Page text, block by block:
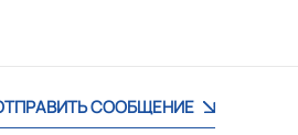
СООБЩЕНИЕ